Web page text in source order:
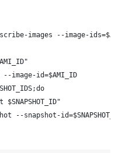
images --image-
--image-id=$AMI_ID
$SNAPSHOT_ID"
--snapshot-